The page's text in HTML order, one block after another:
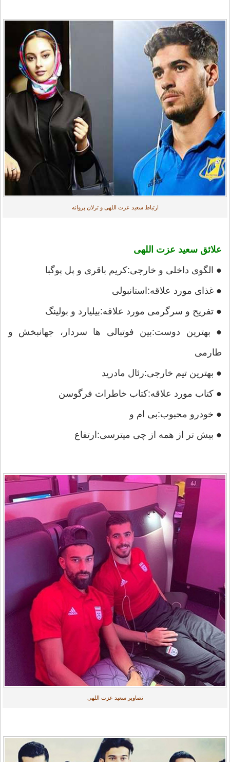
ارتباط سعید عزت اللهی و ترلان پروانه
علائق سعید عزت اللهی
● الگوی داخلی و خارجی:کریم باقری و پل پوگبا
● غذای مورد علاقه:استانبولی
● تفریح و سرگرمی مورد علاقه:بیلیارد و بولینگ
● بهترین دوست:بین فوتبالی ها سردار، جهانبخش و
طارمی
● بهترین تیم خارجی:رئال مادرید
● کتاب مورد علاقه:کتاب خاطرات فرگوسن
● خودرو محبوب:بی ام و
● بیش تر از همه از چی میترسی:ارتفاع
تصاویر سعید عزت اللهی